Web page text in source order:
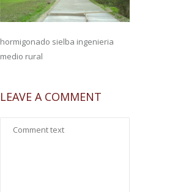
hormigonado sielba ingenieria
medio rural
LEAVE A COMMENT